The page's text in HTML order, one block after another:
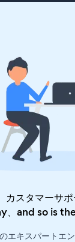
スタマーサポ
、and so is
エキスパートエ